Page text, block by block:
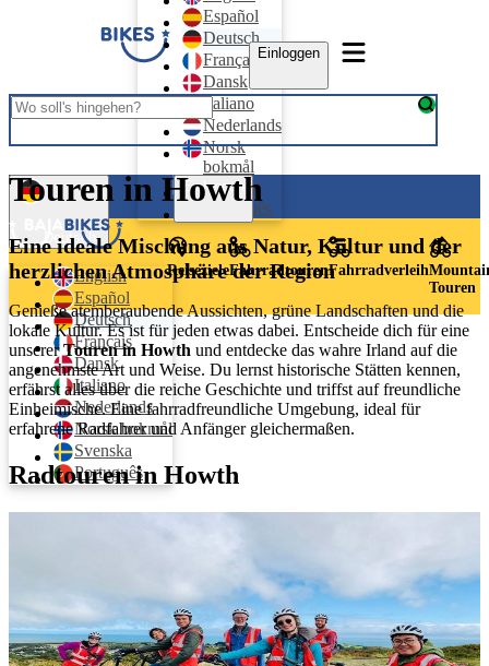
Español
Deutsch
Français
Dansk
Italiano
Nederlands
Norsk
bokmål
Svenska
Português
Einloggen
Deutsch
English
Español
Deutsch
Français
Dansk
Italiano
Nederlands
Norsk bokmål
Svenska
Português
Einloggen
ReisezieleFahrradtourenFahrradverleih
Touren
Touren in Howth
Eine ideale Mischung aus Natur, Kultur und der
herzlichen Atmosphäre der Region
Genieße atemberaubende Aussichten, grüne Landschaften und die
lokale Kultur. Es ist für jeden etwas dabei. Entscheide dich für eine
unsererTouren in Howth und entdecke das wahre Irland auf die
angenehmste Art und Weise. Du lernst historische Stätten kennen,
erfährst alles über die reiche Geschichte und triffst auf freundliche
Einheimische. Eine fahrradfreundliche Umgebung, ideal für
erfahrene Radfahrer und Anfänger gleichermaßen.
Radtouren in Howth